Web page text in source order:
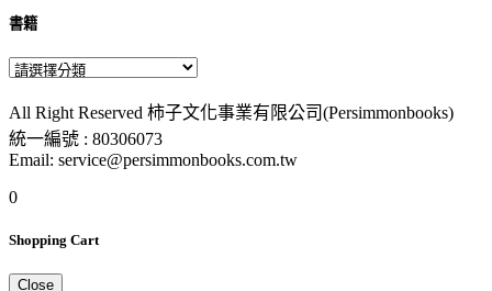
書籍
All Right Reserved 柿子文化事業有限公司(Persimmonbooks)
統一編號 : 80306073
Email: service@persimmonbooks.com.tw
0
Shopping Cart
Close